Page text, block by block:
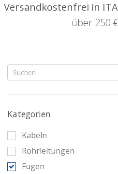
Versandkostenfrei in
über 250
Kategorien
Kabeln
Rohrleitungen
Fugen